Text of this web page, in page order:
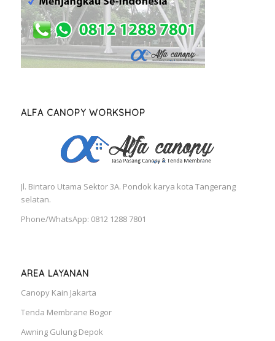
ALFA CANOPY WORKSHOP
Jl. Bintaro Utama Sektor 3A. Pondok karya kota Tangerang
selatan.
Phone/WhatsApp: 0812 1288 7801
AREA LAYANAN
Canopy Kain Jakarta
Tenda Membrane Bogor
Awning Gulung Depok